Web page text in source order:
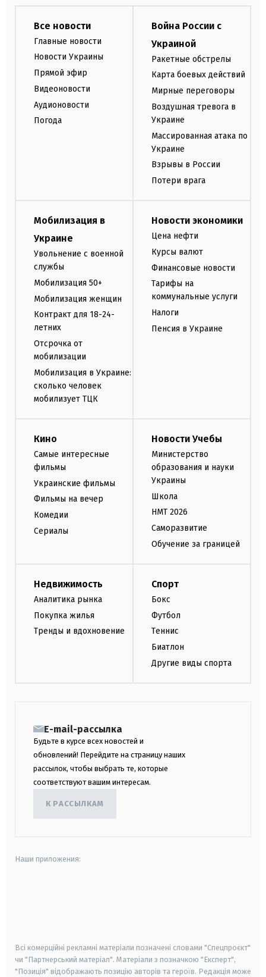
Все новости
Главные новости
Новости Украины
Прямой эфир
Видеоновости
Аудионовости
Погода
Война России с
Украиной
Ракетные обстрелы
Карта боевых действий
Мирные переговоры
Воздушная тревога в
Украине
Массированная атака по
Украине
Взрывы в России
Потери врага
Мобилизация в
Украине
Увольнение с военной
службы
Мобилизация 50+
Мобилизация женщин
Контракт для 18-24-
летних
Отсрочка от
мобилизации
Мобилизация в Украине:
сколько человек
мобилизует ТЦК
Новости экономики
Цена нефти
Курсы валют
Финансовые новости
Тарифы на
коммунальные услуги
Налоги
Пенсия в Украине
Кино
Самые интересные
фильмы
Украинские фильмы
Фильмы на вечер
Комедии
Сериалы
Новости Учебы
Министерство
образования и науки
Украины
Школа
НМТ 2026
Саморазвитие
Обучение за границей
Недвижимость
Аналитика рынка
Покупка жилья
Тренды и вдохновение
Спорт
Бокс
Футбол
Теннис
Биатлон
Другие виды спорта
E-mail-рассылка
Будьте в курсе всех новостей и
обновлений! Перейдите на страницу наших
рассылок, чтобы выбрать те, которые
соответствуют вашим интересам.
К РАССЫЛКАМ
Наши приложения:
Всі комерційні рекламні матеріали позначені словами "Спецпроєкт"
чи "Партнерський матеріал". Матеріали з позначкою "Експерт",
"Позиція" відображають позицію авторів та героїв. Редакція може